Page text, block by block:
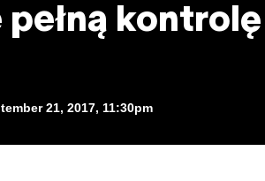
pełną kontrolę
21, 2017, 11:30pm